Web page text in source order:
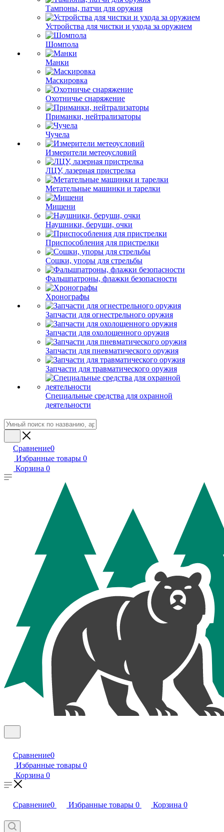
Тампоны, патчи для оружия
Устройства для чистки и ухода за оружием
Шомпола
Манки
Маскировка
Охотничье снаряжение
Приманки, нейтрализаторы
Чучела
Измерители метеоусловий
ЛЦУ, лазерная пристрелка
Метательные машинки и тарелки
Мишени
Наушники, беруши, очки
Приспособления для пристрелки
Сошки, упоры для стрельбы
Фальшпатроны, флажки безопасности
Хронографы
Запчасти для огнестрельного оружия
Запчасти для охолощенного оружия
Запчасти для пневматического оружия
Запчасти для травматического оружия
Специальные средства для охранной
деятельности
Сравнение0
Избранные товары 0
Корзина 0
Сравнение0
Избранные товары 0
Корзина 0
Сравнение0 Избранные товары 0 Корзина 0